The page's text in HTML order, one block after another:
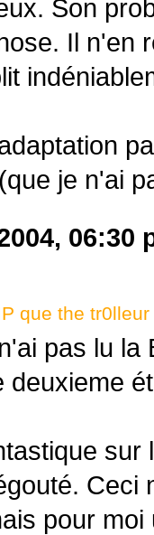
Son
Il n'en
je n'ai
06:30
que the
pas lu
deuxieme
Ceci
pour